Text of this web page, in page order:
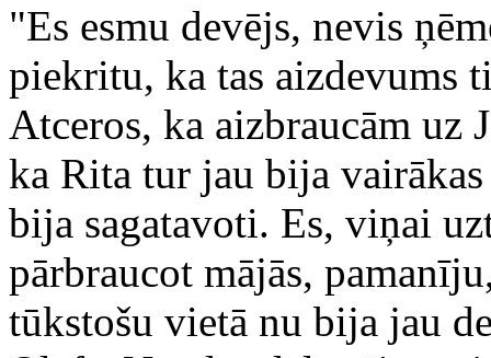
"Es esmu devējs, nevis
piekritu, ka tas aizdevums
Atceros, ka aizbraucām uz
ka Rita tur jau bija
bija sagatavoti. Es, viņai
pārbraucot mājās,
tūkstošu vietā nu bija jau